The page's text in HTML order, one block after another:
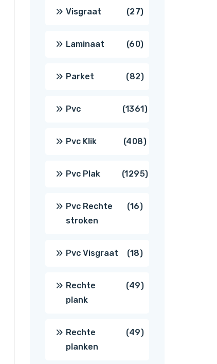
producten
Visgraat 2727
producten
Laminaat 6060
producten
Parket 8282
producten
Pvc 13611361
producten
Pvc Klik 408408
producten
Pvc Plak 12951295
Pvc Rechte
stroken
1616
Pvc Visgraat 1818
producten
Rechte
plank
4949
Rechte
planken
4949